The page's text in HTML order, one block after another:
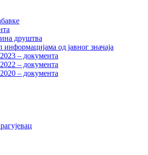
друштва
од јавног значаја
– документа
– документа
– документа